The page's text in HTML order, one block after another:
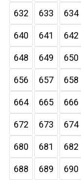
632 633 634
640 641 642
648 649 650
656 657 658
664 665 666
672 673 674
680 681 682
688 689 690